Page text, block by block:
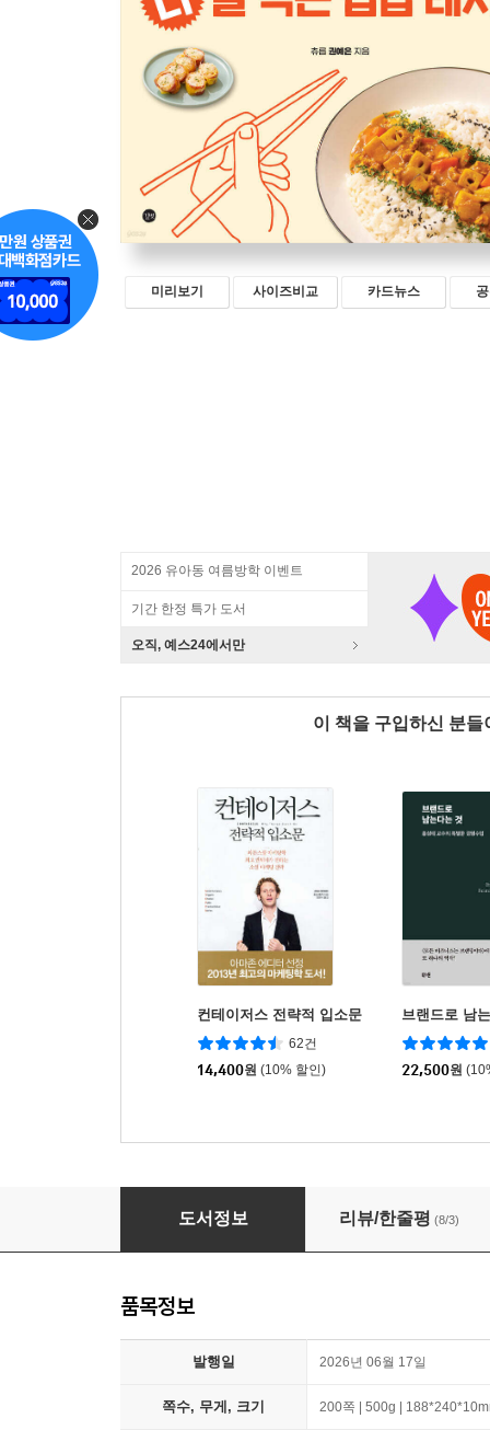
미리보기 사이즈비교 카드뉴스
2026 유아동 여름방학 이벤트
기간 한정 특가 도서
오직, 예스24에서만
이 책을 구입하신 분
컨테이저스 전략적 입소문
62건
14,400원 (10% 할인)
브랜드로 남
22,500원
어른도 아이도 다 잘 먹는 집밥 레시피
도서정보 리뷰/한줄평 (8/3)
품목정보
발행일 2026년 06월 17일
쪽수, 무게, 크기 200쪽 | 500g |